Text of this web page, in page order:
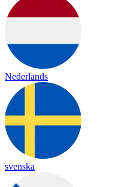
Nederlands
svenska